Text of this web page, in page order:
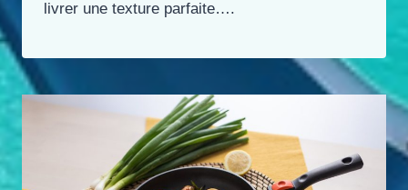
livrer une texture parfaite….